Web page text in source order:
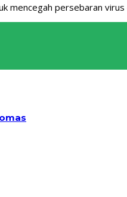
mencegah persebaran virus